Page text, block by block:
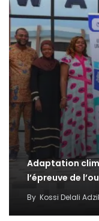
Adaptation
l’épreuve de
By Kossi Delali